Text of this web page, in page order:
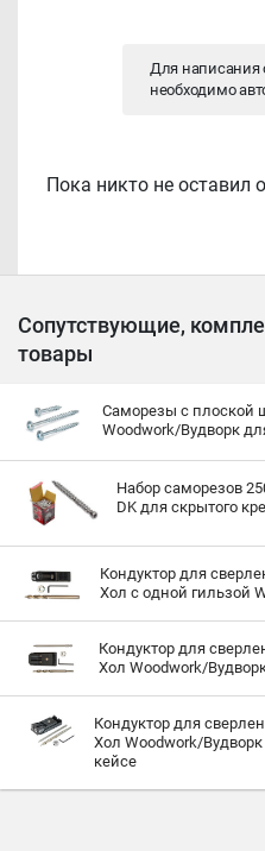
Пока никто не оставил
Для написания
необходимо
Сопутствующие,
товары
Саморезы с плоской
Woodwork/Вудворк
Набор саморезов
DK для скрытого
Кондуктор для
Хол с одной гильзой
Кондуктор для
Хол Woodwork/
Кондуктор для
Хол Woodwork/
кейсе